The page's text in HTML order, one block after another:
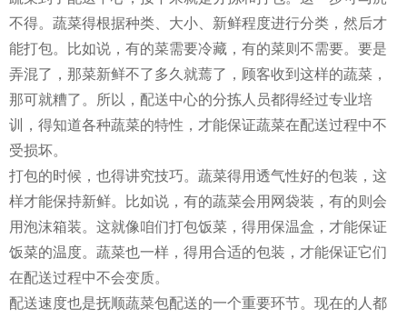
不得。蔬菜得根据种类、大小、新鲜程度进行分类，然后才
能打包。比如说，有的菜需要冷藏，有的菜则不需要。要是
弄混了，那菜新鲜不了多久就蔫了，顾客收到这样的蔬菜，
那可就糟了。所以，配送中心的分拣人员都得经过专业培
训，得知道各种蔬菜的特性，才能保证蔬菜在配送过程中不
受损坏。
打包的时候，也得讲究技巧。蔬菜得用透气性好的包装，这
样才能保持新鲜。比如说，有的蔬菜会用网袋装，有的则会
用泡沫箱装。这就像咱们打包饭菜，得用保温盒，才能保证
饭菜的温度。蔬菜也一样，得用合适的包装，才能保证它们
在配送过程中不会变质。
配送速度也是抚顺蔬菜包配送的一个重要环节。现在的人都